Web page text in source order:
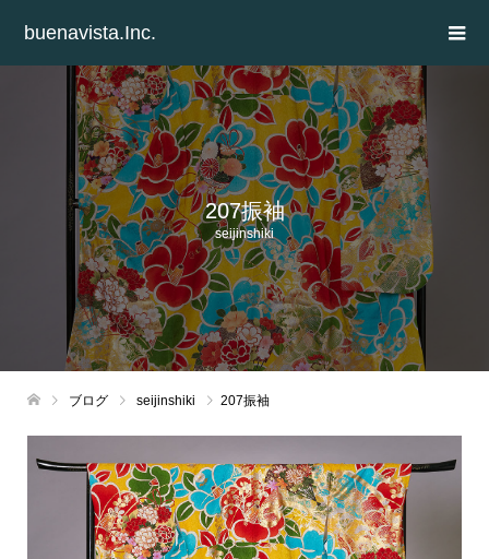
buenavista.Inc.
207振袖
seijinshiki
ブログ seijinshiki 207振袖